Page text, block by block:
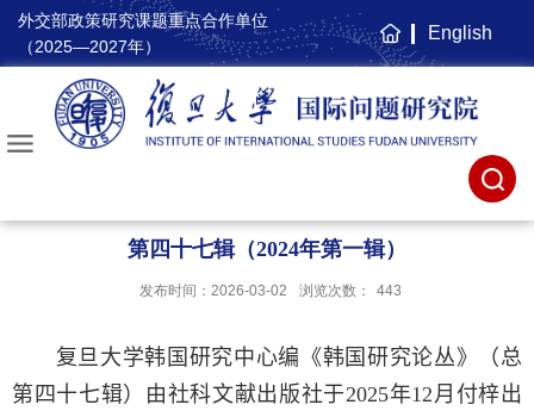
外交部政策研究课题重点合作单位
（2025—2027年）
主
页
English
第四十七辑（2024年第一辑）
发布时间：2026-03-02 浏览次数： 443
复旦大学韩国研究中心编《韩国研究论丛》（总
第四十七辑）由社科文献出版社于2025年12 月付梓出